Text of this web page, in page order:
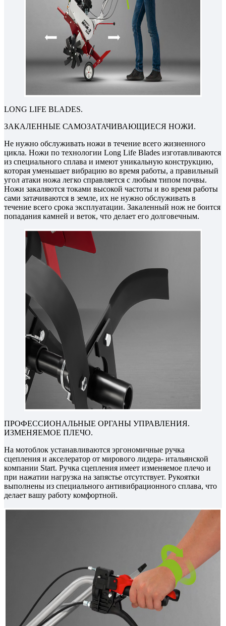
LONG LIFE BLADES.
ЗАКАЛЕННЫЕ САМОЗАТАЧИВАЮЩИЕСЯ НОЖИ.
Не нужно обслуживать ножи в течение всего жизненного
цикла. Ножи по технологии Long Life Blades изготавливаются
из специального сплава и имеют уникальную конструкцию,
которая уменьшает вибрацию во время работы, а правильный
угол атаки ножа легко справляется с любым типом почвы.
Ножи закаляются токами высокой частоты и во время работы
сами затачиваются в земле, их не нужно обслуживать в
течение всего срока эксплуатации. Закаленный нож не боится
попадания камней и веток, что делает его долговечным.
ПРОФЕССИОНАЛЬНЫЕ ОРГАНЫ УПРАВЛЕНИЯ.
ИЗМЕНЯЕМОЕ ПЛЕЧО.
На мотоблок устанавливаются эргономичные ручка
сцепления и акселератор от мирового лидера- итальянской
компании Start. Ручка сцепления имеет изменяемое плечо и
при нажатии нагрузка на запястье отсутствует. Рукоятки
выполнены из специального антивибрационного сплава, что
делает вашу работу комфортной.